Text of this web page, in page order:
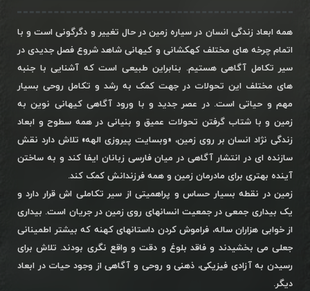
همه ابعاد زندگی انسان در سیاره زمین در حال تغییر و دگرگونی است و با
اتمام چرخه های مختلف کهکشانی و کیهانی شاهد شروع فصل جدیدی در
سیر تکامل آگاهی هستیم. بنابراین طبیعی است که آشنایی با جنبه
های مختلف این تحولات در جهت کمک به رشد و تکامل روحی بسیار
مهم و حیاتی است. در عصر جدید و با ورود آگاهی کیهانی نوین به
زمین و با شتاب گرفتن تحولات عمیق و بنیانی در همه سطوح و ابعاد
زندگی نژاد انسان بر روی زمین، «وبسایت پیروزی الهه» تلاش دارد نقش
سازنده ای در انتشار آگاهی در میان فارسی زبانان ایفا کند و به ساختن
آینده بهتری برای مادرمان زمین و همه فرزندانش کمک کند.
زمین در نقطه بسیار حساس و پراهمیتی از سیر تکاملی اش قرار دارد و
یک بیداری جمعی در جمعیت انسانهای روی زمین در جریان است. بیداری
از خوابی هزاران ساله، فراموش کردن داستانهای کهنه که بیشتر اطمینانی
جعلی می بخشیدند و فاقد بلوغ و دقت و واقع نگری بودند. تلاش برای
رسیدن به آزادی فیزیکی، ذهنی و روحی و آگاهی از وجود حیات در ابعاد
دیگر.